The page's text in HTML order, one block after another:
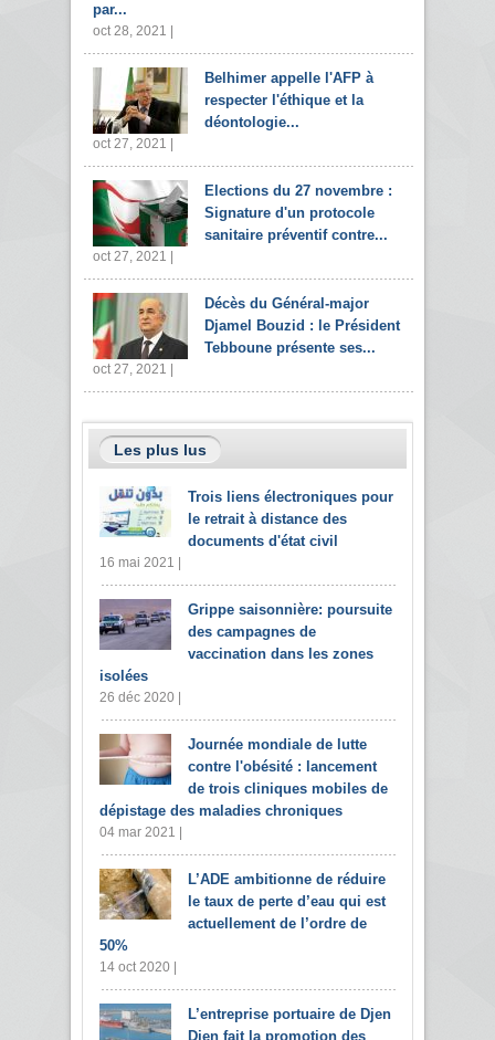
par...
oct 28, 2021 |
Belhimer appelle l'AFP à
respecter l'éthique et la
déontologie...
oct 27, 2021 |
Elections du 27 novembre :
Signature d'un protocole
sanitaire préventif contre...
oct 27, 2021 |
Décès du Général-major
Djamel Bouzid : le Président
Tebboune présente ses...
oct 27, 2021 |
Les plus lus
Trois liens électroniques pour
le retrait à distance des
documents d'état civil
16 mai 2021 |
Grippe saisonnière: poursuite
des campagnes de
vaccination dans les zones
isolées
26 déc 2020 |
Journée mondiale de lutte
contre l'obésité : lancement
de trois cliniques mobiles de
dépistage des maladies chroniques
04 mar 2021 |
L’ADE ambitionne de réduire
le taux de perte d’eau qui est
actuellement de l’ordre de
50%
14 oct 2020 |
L’entreprise portuaire de Djen
Djen fait la promotion des